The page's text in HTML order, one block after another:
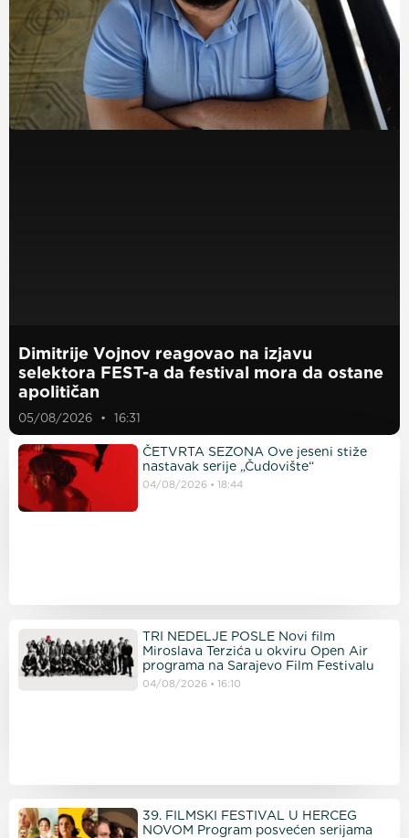
Dimitrije Vojnov reagovao na izjavu
selektora FEST-a da festival mora da ostane
apolitičan
05/08/2026 16:31
ČETVRTA SEZONA Ove jeseni stiže
nastavak serije „Čudovište“
04/08/2026 18:44
TRI NEDELJE POSLE Novi film
Miroslava Terzića u okviru Open Air
programa na Sarajevo Film Festivalu
04/08/2026 16:10
39. FILMSKI FESTIVAL U HERCEG
NOVOM Program posvećen serijama